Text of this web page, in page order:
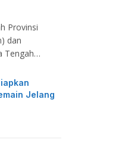
Provinsi
dan
Tengah…
Jelang